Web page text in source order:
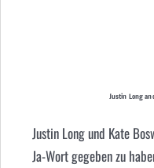
Justin Long
Justin Long und Kate
Ja-Wort gegeben zu